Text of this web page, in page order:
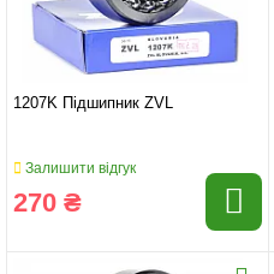
1207K Підшипник ZVL
Залишити відгук
270 ₴